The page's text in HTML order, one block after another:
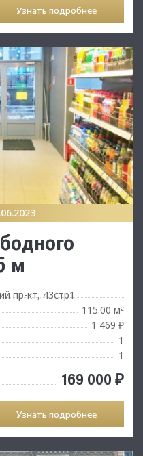
Узнать подробнее
м
пр-кт, 43стр1
115.00 м²
1 469 ₽
1
1
169 000 ₽
Узнать подробнее